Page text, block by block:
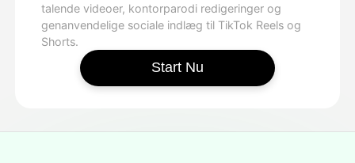
talende videoer, kontorparodi redigeringer og
genanvendelige sociale indlæg til TikTok Reels og
Shorts.
Start Nu